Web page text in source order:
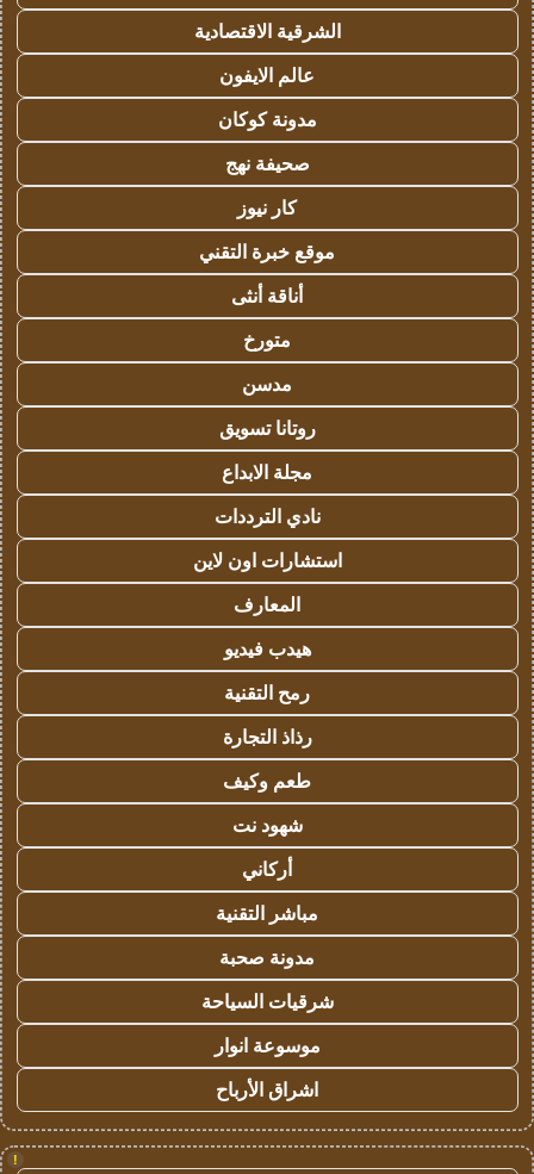
الشرقية الاقتصادية
عالم الايفون
مدونة كوكان
صحيفة نهج
كار نيوز
موقع خبرة التقني
أناقة أنثى
متورخ
مدسن
روتانا تسويق
مجلة الابداع
نادي الترددات
استشارات اون لاين
المعارف
هيدب فيديو
رمح التقنية
رذاذ التجارة
طعم وكيف
شهود نت
أركاني
مباشر التقنية
مدونة صحبة
شرقيات السياحة
موسوعة انوار
اشراق الأرباح
!